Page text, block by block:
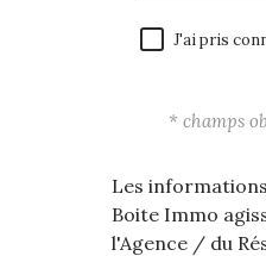
J'ai pris
* champs
Les
Boite Immo
l'Agence / du